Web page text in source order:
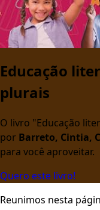
Educação
plurais
O livro "Educação
por Barreto, Cintia,
para você aproveitar.
Quero este livro!
Reunimos nesta